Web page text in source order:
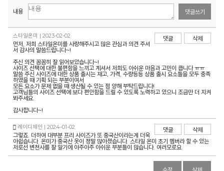
내용 댓글쓰기
스타일온미 | 2023-02-02 삭제
댓글
먼저, 저희 스타일온미를 사랑해주시고 많은 관심과 의견 주셔
서 감사의 말씀드립니다~!
주신 의견 꼼꼼히 잘 읽어보았습니다~!
사이즈 선택에 대한 불편함을 느끼고 계셔서 저희도 아쉬운 마음과 고민이 큽니다 ㅠㅠ
말씀 주신 사이즈에 대한 상품 출시는 재고, 가격, 수량등등 상품 출시 요소들을 모두 충족
하였을 때 기획 되는 부분이여서
모든 요소가 문제 없을 때 생산될 수 있는 점 양해 부탁드립니다!
고객님들의 사이즈 선택에 보다 편안함을 드릴 수 있도록 노력하고 있으니 조금만 더 지켜
봐주세요.
감사합니다~!
레이디제인 | 2024-01-02 삭제
댓글
그렇죠. 더하여 대부분 프리 사이즈가 또 중국산이라는게 더욱
아쉽습니다. 온미가 중국산 옷이 정말 많아졌습니다. 스타일 온미 초기 멤버라 할 수 있는
저로선 변천사를 잘 알기에 아주아주 아쉬운 부분들이 많습니다. 여러모로요.